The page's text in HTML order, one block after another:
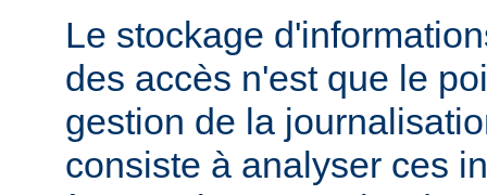
Le stockage
des accès n'est que le
gestion de la
consiste à analyser ces